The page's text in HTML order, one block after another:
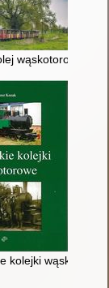
wąskotorowa
kolejki